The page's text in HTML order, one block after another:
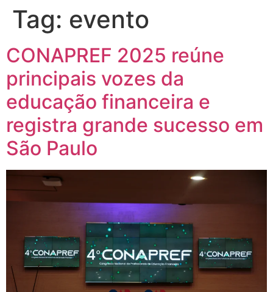
Tag: evento
CONAPREF 2025 reúne
principais vozes da
educação financeira e
registra grande sucesso em
São Paulo